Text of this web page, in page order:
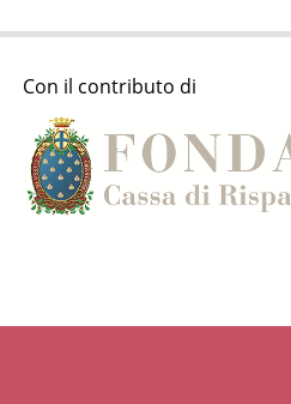
Con il contributo di